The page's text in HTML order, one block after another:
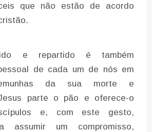
que não estão de acordo
e repartido é também
de cada um de nós em
da sua morte e
parte o pão e oferece-o
e, com este gesto,
assumir um compromisso,